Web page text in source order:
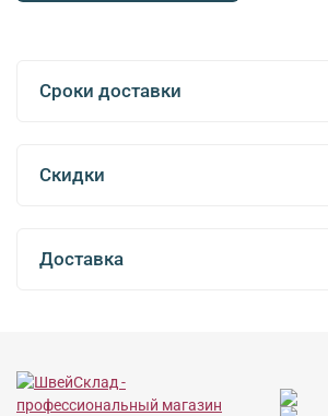
Сроки доставки
Скидки
Доставка